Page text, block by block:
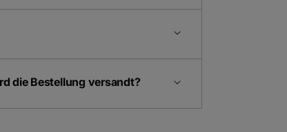
die Bestellung versandt?